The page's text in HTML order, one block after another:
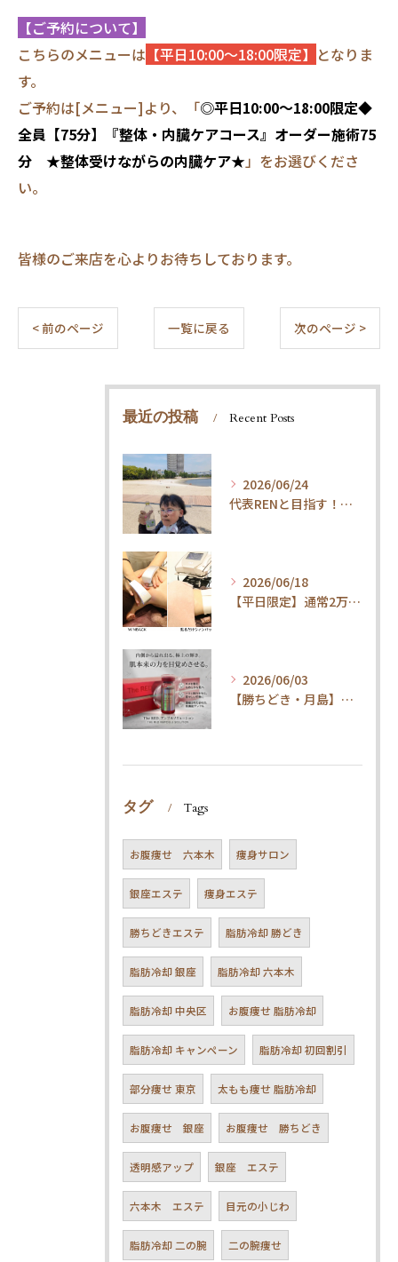
【ご予約について】
こちらのメニューは 【平日10:00～18:00限定】 となりま
す。
ご予約は[メニュー]より、「◎平日10:00～18:00限定◆
全員【75分】『整体・内臓ケアコース』オーダー施術75
分 ★整体受けながらの内臓ケア★」をお選びくださ
い。
皆様のご来店を心よりお待ちしております。
< 前のページ 一覧に戻る 次のページ >
最近の投稿 Recent Posts
2026/06/24
代表RENと目指す！内臓ケア×ウォーキングで叶える「疲れ知らずの健康体」
2026/06/18
【平日限定】通常2万円→1.5万円！整体×内臓ケアで代謝UP・体質改善コース
2026/06/03
【勝ちどき・月島】腹筋してもお腹が凹まない方へ。脂肪冷却＆最新技術とは
タグ Tags
お腹痩せ 六本木 痩身サロン
銀座エステ 痩身エステ
勝ちどきエステ 脂肪冷却 勝どき
脂肪冷却 銀座 脂肪冷却 六本木
脂肪冷却 中央区 お腹痩せ 脂肪冷却
脂肪冷却 キャンペーン 脂肪冷却 初回割引
部分痩せ 東京 太もも痩せ 脂肪冷却
お腹痩せ 銀座 お腹痩せ 勝ちどき
透明感アップ 銀座 エステ
六本木 エステ 目元の小じわ
脂肪冷却 二の腕 二の腕痩せ